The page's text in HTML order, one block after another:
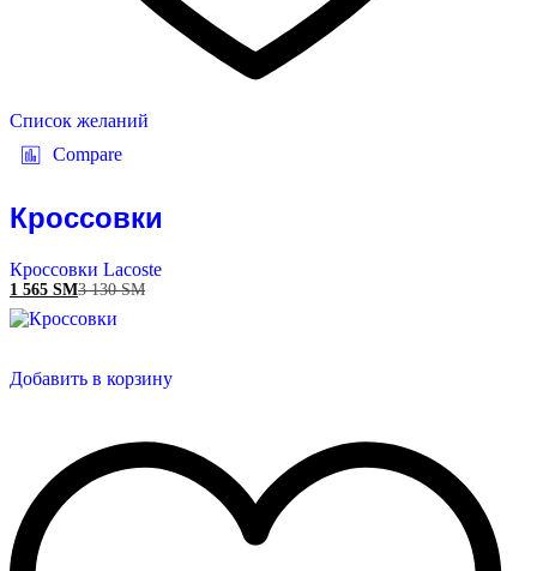
Список желаний
Compare
Кроссовки
Кроссовки Lacoste
1 565 ЅМ3 130ЅМ
Добавить в корзину